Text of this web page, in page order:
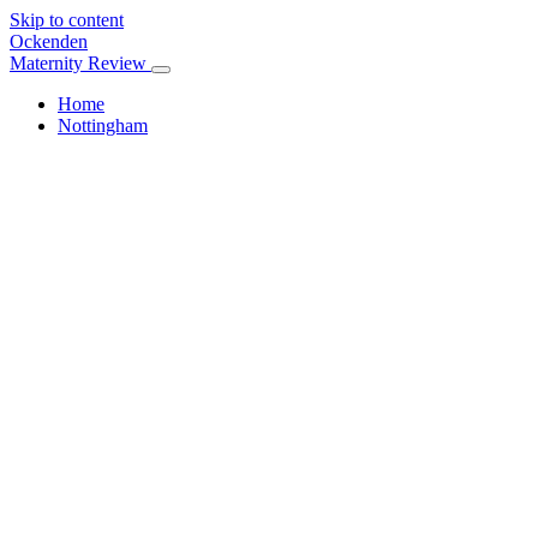
Skip to content
Ockenden
Maternity Review
Home
Nottingham